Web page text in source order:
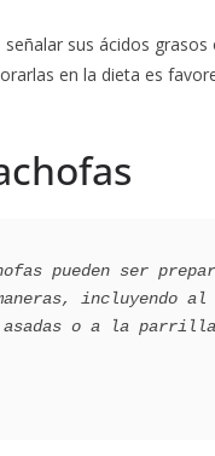
señalar sus ácidos
en la dieta es
pueden ser
incluyendo al